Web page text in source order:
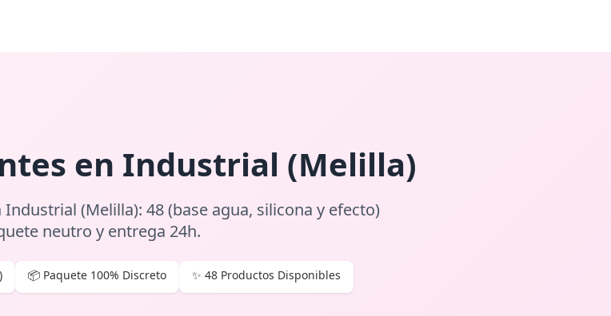
en Industrial (Melilla)
(Melilla): 48 (base agua, silicona y efecto)
neutro y entrega 24h.
📦 Paquete 100% Discreto ✨ 48 Productos Disponibles